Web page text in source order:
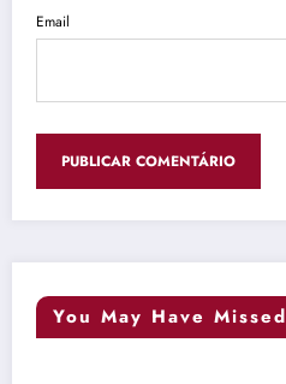
Email
You May Have Missed